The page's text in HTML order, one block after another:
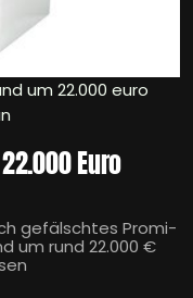
um 22.000 euro
Euro
gefälschtes Promi-
um rund 22.000 €